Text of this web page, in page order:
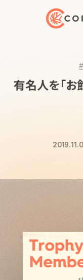
トップペー
有名人を「お